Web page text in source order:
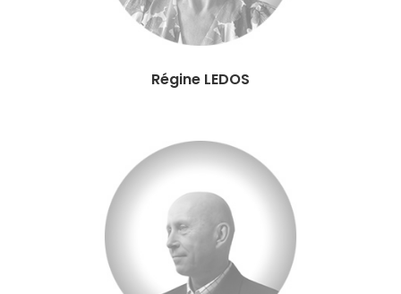
Régine LEDOS